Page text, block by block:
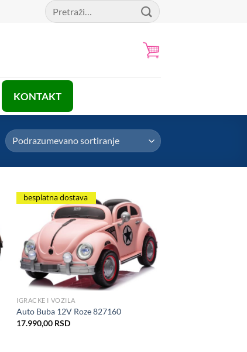
Pretraga
za:
KONTAKT
besplatna dostava
Add to Wishlist
IGRACKE I VOZILA
Auto Buba 12V Roze 827160
17.990,00 RSD